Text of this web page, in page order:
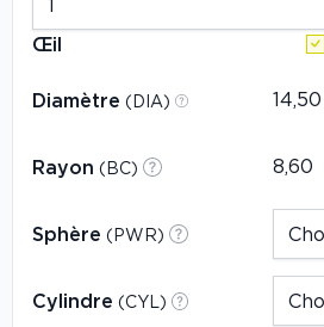
Œil
Diamètre (DIA)
Rayon (BC)
Sphère (PWR)
Cylindre (CYL)